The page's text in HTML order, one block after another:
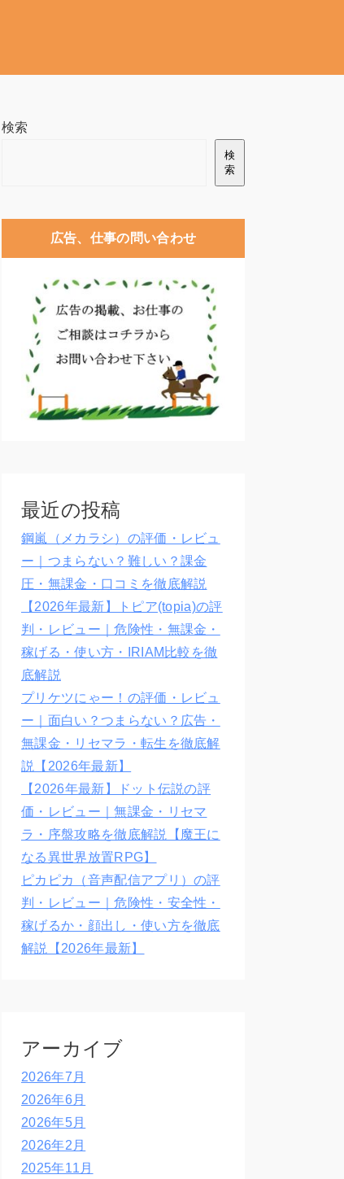
検索
検
索
広告、仕事の問い合わせ
最近の投稿
鋼嵐（メカラシ）の評価・レビュ
ー｜つまらない？難しい？課金
圧・無課金・口コミを徹底解説
【2026年最新】トピア(topia)の評
判・レビュー｜危険性・無課金・
稼げる・使い方・IRIAM比較を徹
底解説
プリケツにゃー！の評価・レビュ
ー｜面白い？つまらない？広告・
無課金・リセマラ・転生を徹底解
説【2026年最新】
【2026年最新】ドット伝説の評
価・レビュー｜無課金・リセマ
ラ・序盤攻略を徹底解説【魔王に
なる異世界放置RPG】
ピカピカ（音声配信アプリ）の評
判・レビュー｜危険性・安全性・
稼げるか・顔出し・使い方を徹底
解説【2026年最新】
アーカイブ
2026年7月
2026年6月
2026年5月
2026年2月
2025年11月